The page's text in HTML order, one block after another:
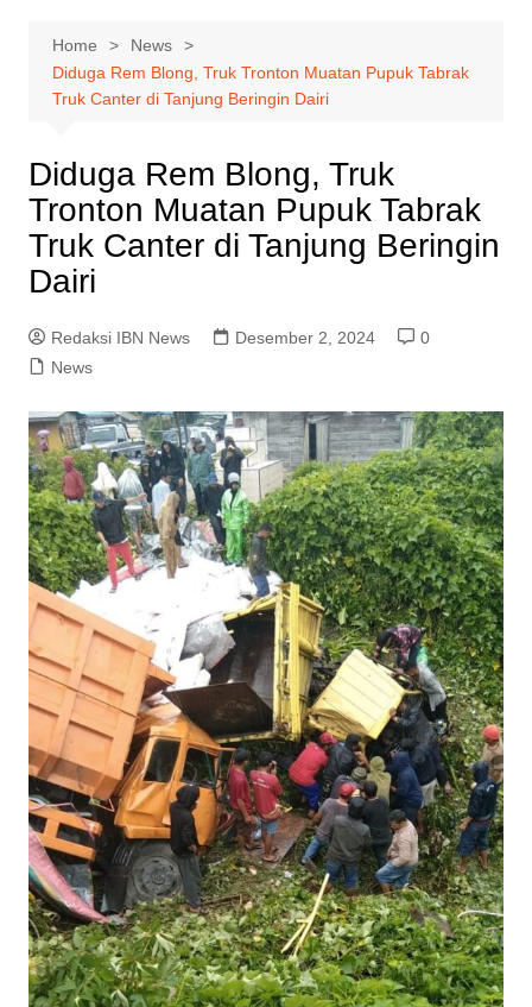
Home
News
Diduga Rem Blong, Truk Tronton Muatan Pupuk Tabrak
Truk Canter di Tanjung Beringin Dairi
Diduga Rem Blong, Truk
Tronton Muatan Pupuk Tabrak
Truk Canter di Tanjung Beringin
Dairi
Redaksi IBN News Desember 2, 2024
0
News